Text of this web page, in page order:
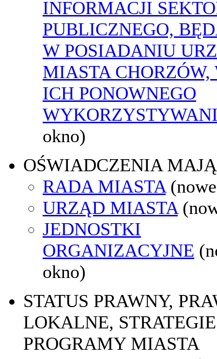
INFORMACJI
PUBLICZNEGO,
W POSIADANIU
MIASTA CHORZÓW,
ICH PONOWNEGO
okno)
OŚWIADCZENIA
RADA MIASTA
URZĄD MIASTA
JEDNOSTKI
ORGANIZACYJNE
okno)
STATUS PRAWNY,
LOKALNE,
PROGRAMY MIASTA